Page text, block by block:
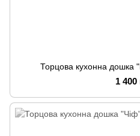
Торцова кухонна дошка
1 400